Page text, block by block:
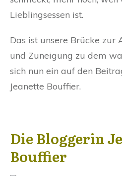
Lieblingsessen ist.
Das ist unsere Brücke zur
und Zuneigung zu dem
sich nun ein auf den
Jeanette Bouffier.
Die Bloggerin
Bouffier